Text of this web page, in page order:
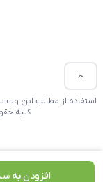
افزودن به
استفاده از مطالب این وب
کلیه